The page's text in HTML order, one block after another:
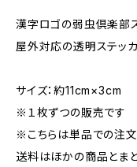
漢字ロゴの弱虫倶楽部
屋外対応の透明ステッカ
サイズ：約11cm×3cm
※１枚ずつの販売です
※こちらは単品での注文
送料はほかの商品とま